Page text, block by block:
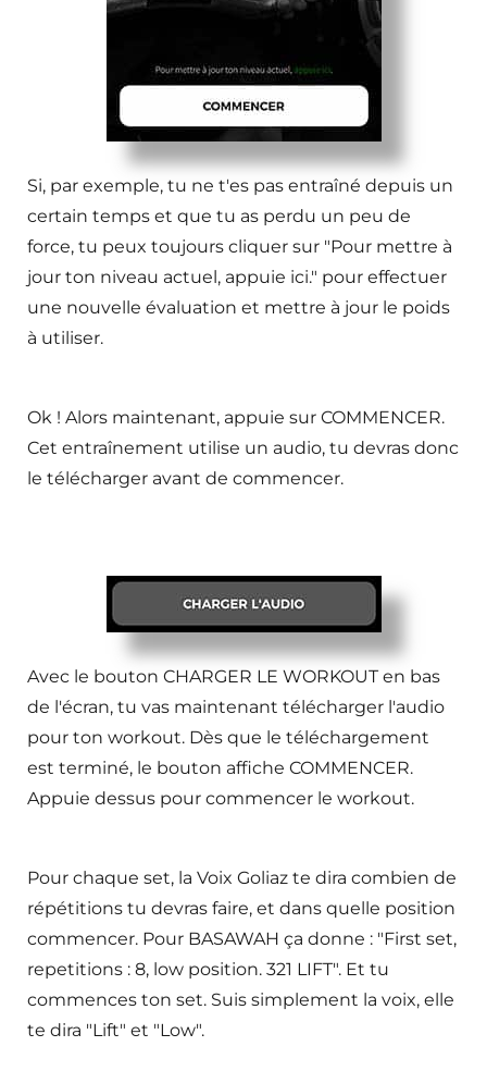
Si, par exemple, tu ne t'es pas entraîné depuis un
certain temps et que tu as perdu un peu de
force, tu peux toujours cliquer sur "Pour mettre à
jour ton niveau actuel, appuie ici." pour effectuer
une nouvelle évaluation et mettre à jour le poids
à utiliser.
Ok ! Alors maintenant, appuie sur COMMENCER.
Cet entraînement utilise un audio, tu devras donc
le télécharger avant de commencer.
Avec le bouton CHARGER LE WORKOUT en bas
de l'écran, tu vas maintenant télécharger l'audio
pour ton workout. Dès que le téléchargement
est terminé, le bouton affiche COMMENCER.
Appuie dessus pour commencer le workout.
Pour chaque set, la Voix Goliaz te dira combien de
répétitions tu devras faire, et dans quelle position
commencer. Pour BASAWAH ça donne : "First set,
repetitions : 8, low position. 321 LIFT". Et tu
commences ton set. Suis simplement la voix, elle
te dira "Lift" et "Low".